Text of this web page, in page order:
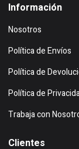
Información
Nosotros
Política de Envíos
Política de
Política de
Trabaja con
Clientes